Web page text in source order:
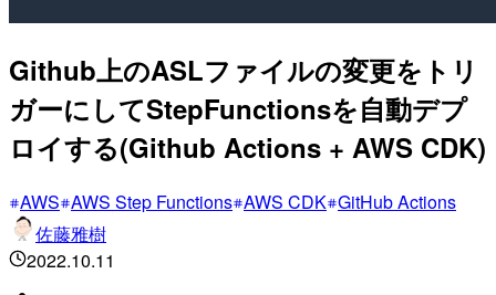
Github上のASLファイルの変更をトリ
ガーにしてStepFunctionsを自動デプ
ロイする(Github Actions + AWS CDK)
AWS AWS Step Functions AWS CDK GitHub Actions
佐藤雅樹
2022.10.11